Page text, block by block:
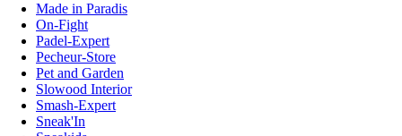
Made in Paradis
On-Fight
Padel-Expert
Pecheur-Store
Pet and Garden
Slowood Interior
Smash-Expert
Sneak'In